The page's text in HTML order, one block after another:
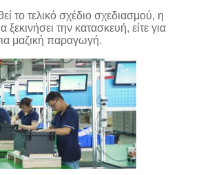
το τελικό σχέδιο σχεδιασμού, η
την κατασκευή, είτε για
μαζική παραγωγή.